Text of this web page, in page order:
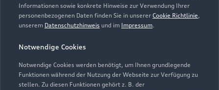
Informationen sowie konkrete Hinweise zur Verwendung Ihrer
personenbezogenen Daten finden Sie in unserer Cookie Richtlinie,
unserem Datenschutzhinweis und im Impressum.
Notwendige Cookies
Notwendige Cookies werden benötigt, um Ihnen grundlegende
Funktionen während der Nutzung der Webseite zur Verfügung zu
stellen. Zu diesen Funktionen gehört z. B. der
Servicetermin vereinbaren